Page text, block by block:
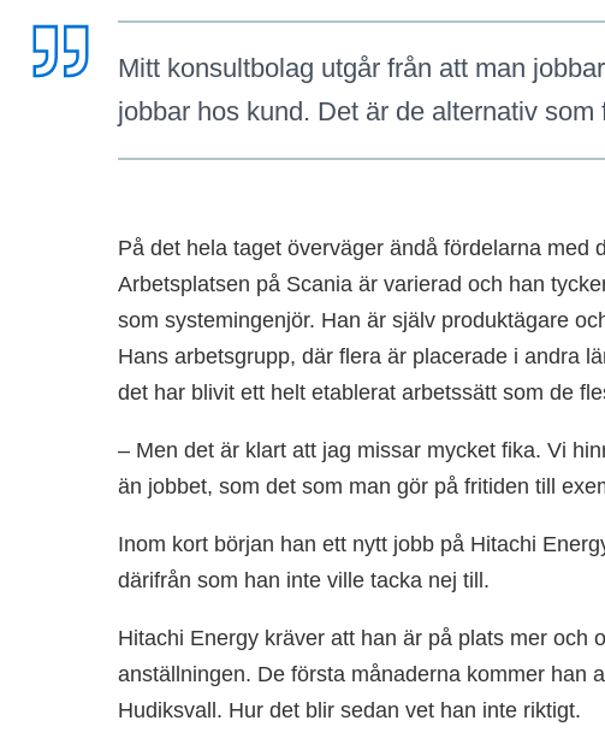
Mitt konsultbolag utgår från att man
jobbar hos kund. Det är de alternativ som
På det hela taget överväger ändå fördelarna med
Arbetsplatsen på Scania är varierad och han
som systemingenjör. Han är själv produktägare
Hans arbetsgrupp, där flera är placerade i andra
det har blivit ett helt etablerat arbetssätt som de
– Men det är klart att jag missar mycket fika. Vi
än jobbet, som det som man gör på fritiden till
Inom kort början han ett nytt jobb på Hitachi
därifrån som han inte ville tacka nej till.
Hitachi Energy kräver att han är på plats mer och
anställningen. De första månaderna kommer han
Hudiksvall. Hur det blir sedan vet han inte riktigt.